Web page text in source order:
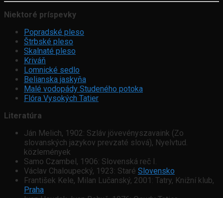
Niektoré príspevky
Popradské pleso
Štrbské pleso
Skalnaté pleso
Kriváň
Lomnické sedlo
Belianska jaskyňa
Malé vodopády Studeného potoka
Flóra Vysokých Tatier
Literatúra
Ján Melich, 1902: Szláv jövevényszavaink (Zo
slovanských jazykov prevzaté slová), Nyelvtud.
közlemények
Samo Czambel, 1906: Slovenská reč I.
Václav Chaloupecký, 1923: Staré Slovensko
František Kele, Milan Lučanský, 2001: Tatry, Knižní klub,
Praha